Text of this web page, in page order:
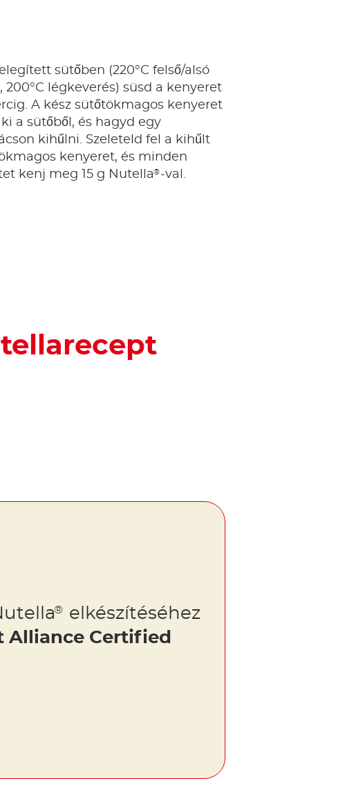
sütőben (220°C felső/alsó
200°C légkeverés) süsd a kenyeret
A kész sütőtökmagos kenyeret
a sütőből, és hagyd egy
kihűlni. Szeleteld fel a kihűlt
kenyeret, és minden
kenj meg 15 g Nutella® -val.
®
elkészítéséhez
Alliance Certified